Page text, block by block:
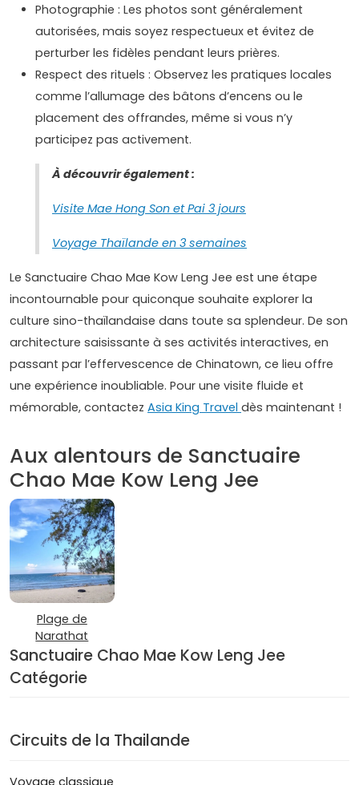
Photographie : Les photos sont généralement
autorisées, mais soyez respectueux et évitez de
perturber les fidèles pendant leurs prières.
Respect des rituels : Observez les pratiques locales
comme l’allumage des bâtons d’encens ou le
placement des offrandes, même si vous n’y
participez pas activement.
À découvrir également :
Visite Mae Hong Son et Pai 3 jours
Voyage Thaïlande en 3 semaines
Le Sanctuaire Chao Mae Kow Leng Jee est une étape
incontournable pour quiconque souhaite explorer la
culture sino-thaïlandaise dans toute sa splendeur. De son
architecture saisissante à ses activités interactives, en
passant par l’effervescence de Chinatown, ce lieu offre
une expérience inoubliable. Pour une visite fluide et
mémorable, contactez Asia King Travel dès maintenant !
Aux alentours de Sanctuaire
Chao Mae Kow Leng Jee
Plage de
Narathat
Sanctuaire Chao Mae Kow Leng Jee
Catégorie
Circuits de la Thailande